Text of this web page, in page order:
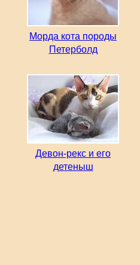
Морда кота породы
Петерболд
Девон-рекс и его
детеныш